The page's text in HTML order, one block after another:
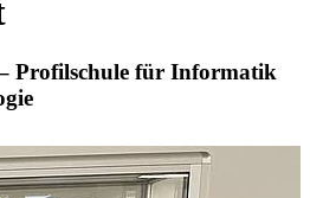
Profilschule für Informatik